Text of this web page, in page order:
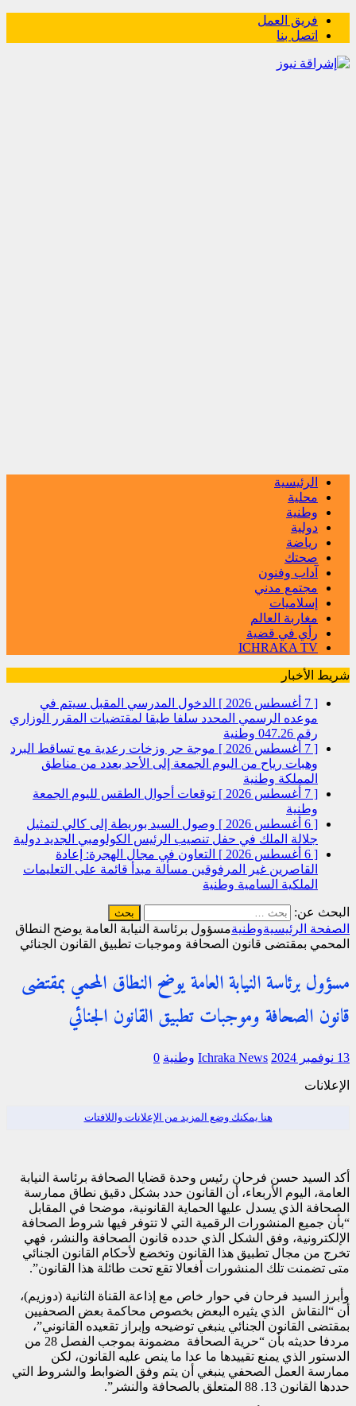
فريق العمل
اتصل بنا
الرئيسية
محلية
وطنية
دولية
رياضة
صحتك
آداب وفنون
مجتمع مدني
إسلاميات
مغاربة العالم
رأي في قضية
ICHRAKA TV
شريط الأخبار
[ 7 أغسطس 2026 ]
الدخول المدرسي المقبل سیتم في
موعده الرسمي المحدد سلفا طبقا لمقتضیات المقرر الوزاري
رقم 047.26
وطنية
[ 7 أغسطس 2026 ]
موجة حر وزخات رعدية مع تساقط البرد
وهبات رياح من اليوم الجمعة إلى الأحد بعدد من مناطق
المملكة وطنية
[ 7 أغسطس 2026 ]
توقعات أحوال الطقس لليوم الجمعة
وطنية
[ 6 أغسطس 2026 ]
وصول السيد بوريطة إلى كالي لتمثيل
جلالة الملك في حفل تنصيب الرئيس الكولومبي الجديد دولية
[ 6 أغسطس 2026 ]
التعاون في مجال الهجرة: إعادة
القاصرين غير المرفوقين مسألة مبدأ قائمة على التعليمات
الملكية السامية وطنية
البحث عن:
الصفحة الرئيسيةوطنيةمسؤول برئاسة النيابة العامة يوضح النطاق
المحمي بمقتضى قانون الصحافة وموجبات تطبيق القانون الجنائي
مسؤول برئاسة النيابة العامة يوضح النطاق المحمي بمقتضى
قانون الصحافة وموجبات تطبيق القانون الجنائي
13 نوفمبر 2024 Ichraka News وطنية 0
الإعلانات
هنا يمكنك وضع المزيد من الإعلانات واللافتات
أكد السيد حسن فرحان رئيس وحدة قضايا الصحافة برئاسة النيابة
العامة، اليوم الأربعاء، أن القانون حدد بشكل دقيق نطاق ممارسة
الصحافة الذي يسدل عليها الحماية القانونية، موضحا في المقابل
“بأن جميع المنشورات الرقمية التي لا تتوفر فيها شروط الصحافة
الإلكترونية، وفق الشكل الذي حدده قانون الصحافة والنشر، فهي
تخرج من مجال تطبيق هذا القانون وتخضع لأحكام القانون الجنائي
متى تضمنت تلك المنشورات أفعالا تقع تحت طائلة هذا القانون”.
وأبرز السيد فرحان في حوار خاص مع إذاعة القناة الثانية (دوزيم)،
أن “النقاش الذي يثيره البعض بخصوص محاكمة بعض الصحفيين
بمقتضى القانون الجنائي ينبغي توضيحه وإبراز تقعيده القانوني”،
مردفا حديثه بأن “حرية الصحافة مضمونة بموجب الفصل 28 من
الدستور الذي يمنع تقييدها ما عدا ما ينص عليه القانون، لكن
ممارسة العمل الصحفي ينبغي أن يتم وفق الضوابط والشروط التي
حددها القانون 13. 88 المتعلق بالصحافة والنشر”.